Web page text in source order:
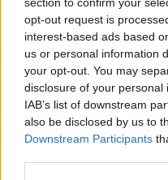
opt-out request is
interest-based ads based
us or personal information
your opt-out. You may
disclosure of your
IAB’s list of downstream
also be disclosed by us to
Downstream Participants
trasferirsi almeno in una
quanto a trofei vinti.”
REDAZIONE
Twitter: @Calciopremier